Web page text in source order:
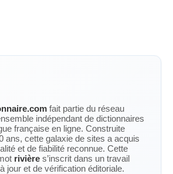
fait partie du réseau
indépendant de dictionnaires
française en ligne. Construite
ans, cette galaxie de sites a acquis
et de fiabilité reconnue. Cette
rivière s’inscrit dans un travail
jour et de vérification éditoriale.